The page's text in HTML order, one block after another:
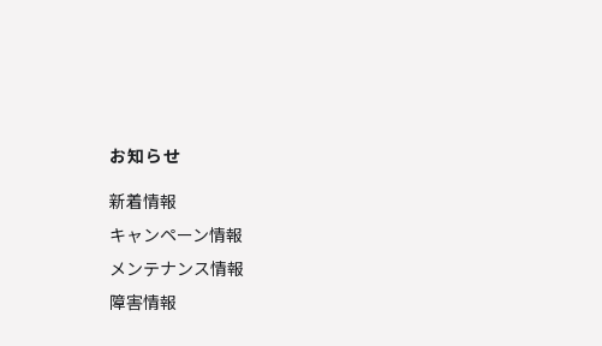
お知らせ
新着情報
キャンペーン情報
メンテナンス情報
障害情報